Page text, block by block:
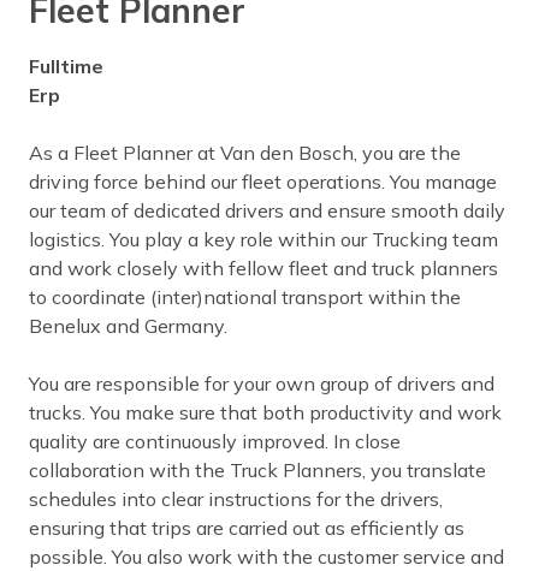
Fleet Planner
Fulltime
Erp
As a Fleet Planner at Van den Bosch, you are the
driving force behind our fleet operations. You manage
our team of dedicated drivers and ensure smooth daily
logistics. You play a key role within our Trucking team
and work closely with fellow fleet and truck planners
to coordinate (inter)national transport within the
Benelux and Germany.
You are responsible for your own group of drivers and
trucks. You make sure that both productivity and work
quality are continuously improved. In close
collaboration with the Truck Planners, you translate
schedules into clear instructions for the drivers,
ensuring that trips are carried out as efficiently as
possible. You also work with the customer service and